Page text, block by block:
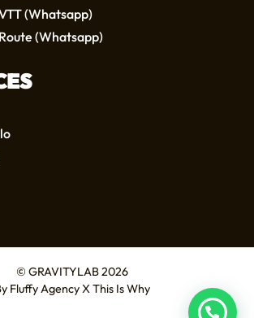
(Whatsapp)
(Whatsapp)
© GRAVITYLAB 2026
Fluffy AgencyXThis Is Why